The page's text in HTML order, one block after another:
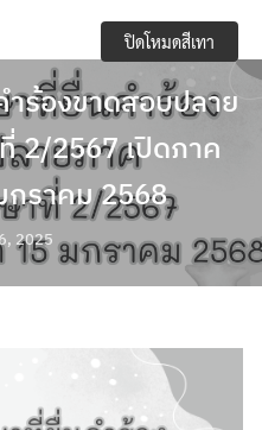
and academic
ชีวอนามัยและสภาพ
ร้องขาดสอบปลาย
2/2567 เปิดภาค
ราคม 2568
2025
ปิดโหมดสีเทา